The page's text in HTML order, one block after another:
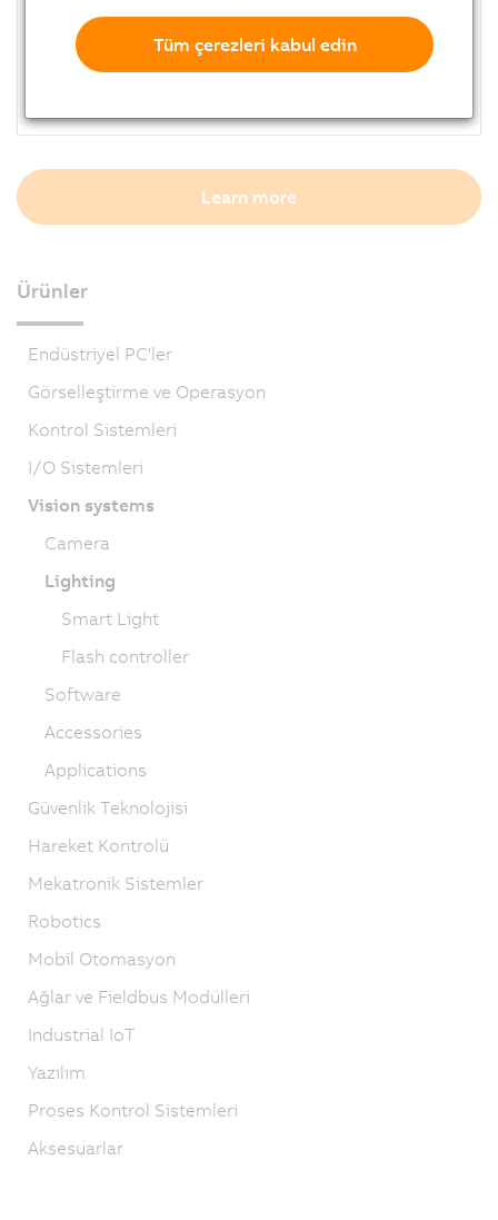
Lower development risk
Solve challenging vision tasks
Cabling cost reduction
Learn more
Ürünler
Endüstriyel PC'ler
Görselleştirme ve Operasyon
Kontrol Sistemleri
I/O Sistemleri
Vision systems
Camera
Lighting
Smart Light
Flash controller
Software
Accessories
Applications
Güvenlik Teknolojisi
Hareket Kontrolü
Mekatronik Sistemler
Robotics
Mobil Otomasyon
Ağlar ve Fieldbus Modülleri
Industrial IoT
Yazılım
Proses Kontrol Sistemleri
Aksesuarlar
Tüm çerezleri kabul edin